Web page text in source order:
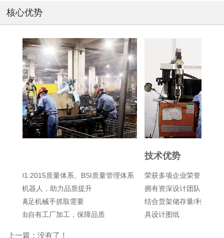
核心优势
荣获多项企业荣誉，深得国内外客户的认可。
拥有资深设计团队
结合货架储存量/利用率、配套物流供应链、产品承重量出
具设计图纸
上一篇： 没有了！